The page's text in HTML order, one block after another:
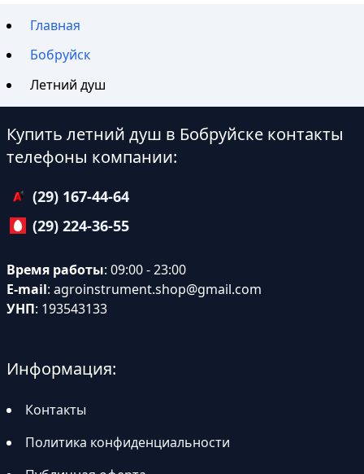
Главная
Бобруйск
Летний душ
Купить летний душ в Бобруйске контакты
телефоны компании:
(29) 167-44-64
(29) 224-36-55
Время работы: 09:00 - 23:00
E-mail: agroinstrument.shop@gmail.com
УНП: 193543133
Информация:
Контакты
Политика конфиденциальности